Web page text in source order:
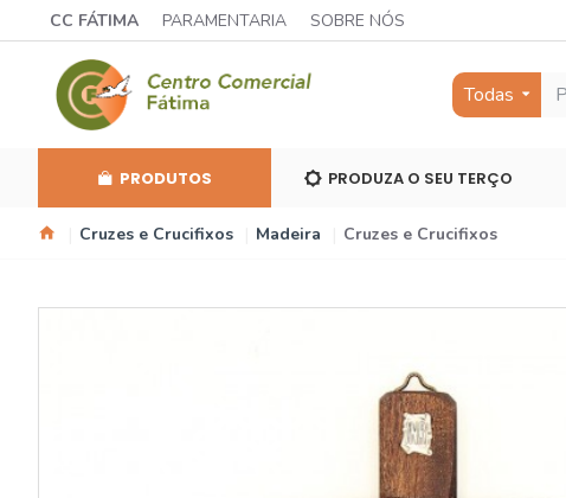
CC FÁTIMA PARAMENTARIA SOBRE NÓS
Todas
PRODUTOS PRODUZA O SEU TERÇO
Cruzes e Crucifixos Madeira Cruzes e Crucifixos